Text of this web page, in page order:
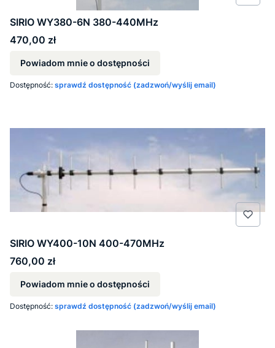
SIRIO WY380-6N 380-440MHz
Cena
470,00 zł
Powiadom mnie o dostępności
Dostępność: sprawdź dostępność (zadzwoń/wyślij email)
SIRIO WY400-10N 400-470MHz
Cena
760,00 zł
Powiadom mnie o dostępności
Dostępność: sprawdź dostępność (zadzwoń/wyślij email)